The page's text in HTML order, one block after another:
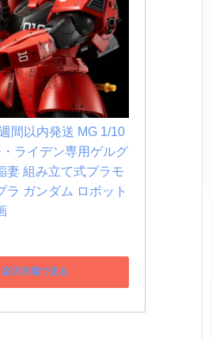
間以内発送 MG 1/10
ライデン専用ゲルグ
妻 組み立て式プラモ
ラ ガンダム ロボット
楽天市場で見る